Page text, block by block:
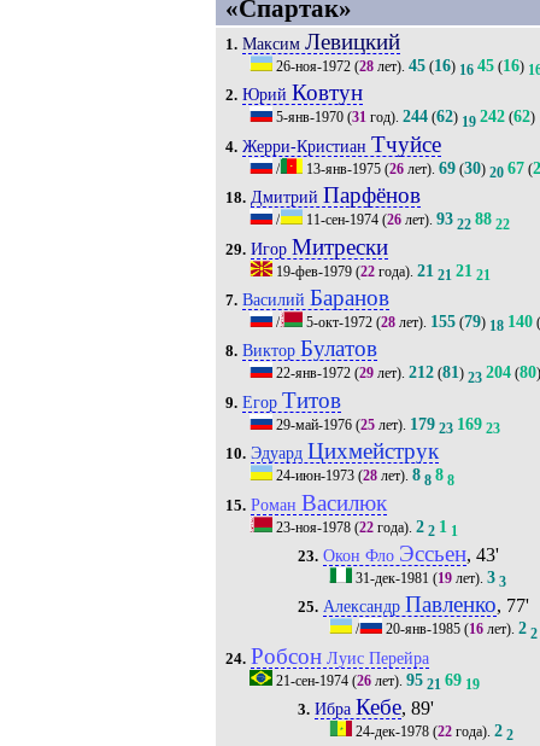
«Спартак»
1. Максим Левицкий
26-ноя-1972(28лет). 45(16) 16 45(16)
2. Юрий Ковтун
5-янв-1970(31год). 244(62) 19 242(62)
4. Жерри-Кристиан Тчуйсе
/ 13-янв-1975(26лет). 69(30) 20 67(
18. Дмитрий Парфёнов
/ 11-сен-1974(26лет). 93 22 88 22
29. Игор Митрески
19-фев-1979(22года). 21 21 21 21
7. Василий Баранов
/ 5-окт-1972(28лет). 155(79) 18 140(
8. Виктор Булатов
22-янв-1972(29лет). 212(81) 23 204(80)
9. Егор Титов
29-май-1976(25лет). 179 23 169 23
10. Эдуард Цихмейструк
24-июн-1973(28лет). 8 8 8 8
15. Роман Василюк
23-ноя-1978(22года). 2 2 1 1
23. Окон Фло Эссьен, 43'
31-дек-1981 (19 лет).3 3
25. Александр Павленко, 77'
/ 20-янв-1985 (16 лет).2 2
24. РобсонЛуис Перейра
21-сен-1974(26лет). 95 21 69 19
3. Ибра Кебе, 89'
24-дек-1978 (22 года).2 2